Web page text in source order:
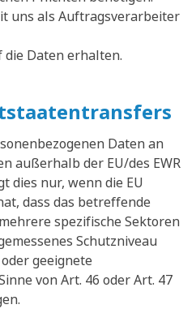
uns als Auftragsverarbeiter
die Daten erhalten.
Daten an
außerhalb der EU/des EWR
dies nur, wenn die EU
dass das betreffende
spezifische Sektoren
Schutzniveau
geeignete
von Art. 46 oder Art. 47